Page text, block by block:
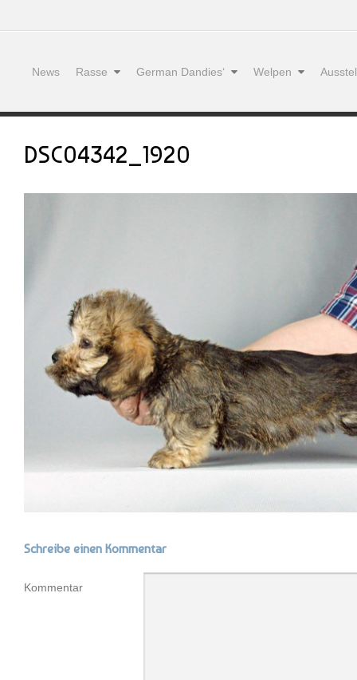
News Rasse German Dandies‘ Welpen
DSC04342_1920
Schreibe einen Kommentar
Kommentar